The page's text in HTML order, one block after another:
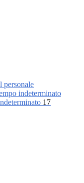
personale
indeterminato
17